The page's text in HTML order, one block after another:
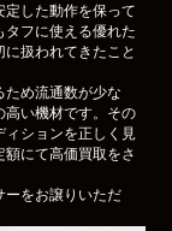
定した動作を保って
タフに使える優れた
扱われてきたこと
ため流通数が少な
高い機材です。その
ィションを正しく見
にて高価買取をさ
ーをお譲りいただ